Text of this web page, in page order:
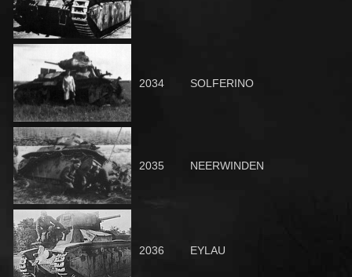
2034 SOLFERINO
2035 NEERWINDEN
2036 EYLAU